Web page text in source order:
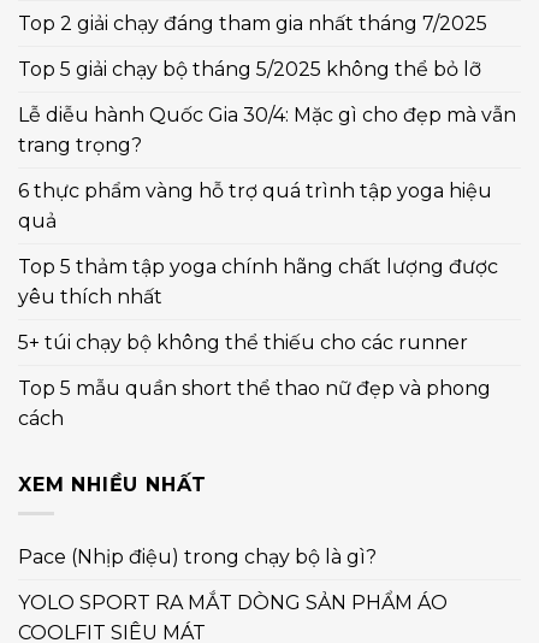
Top 2 giải chạy đáng tham gia nhất tháng 7/2025
Top 5 giải chạy bộ tháng 5/2025 không thể bỏ lỡ
Lễ diễu hành Quốc Gia 30/4: Mặc gì cho đẹp mà vẫn
trang trọng?
6 thực phẩm vàng hỗ trợ quá trình tập yoga hiệu
quả
Top 5 thảm tập yoga chính hãng chất lượng được
yêu thích nhất
5+ túi chạy bộ không thể thiếu cho các runner
Top 5 mẫu quần short thể thao nữ đẹp và phong
cách
XEM NHIỀU NHẤT
Pace (Nhịp điệu) trong chạy bộ là gì?
YOLO SPORT RA MẮT DÒNG SẢN PHẨM ÁO
COOLFIT SIÊU MÁT